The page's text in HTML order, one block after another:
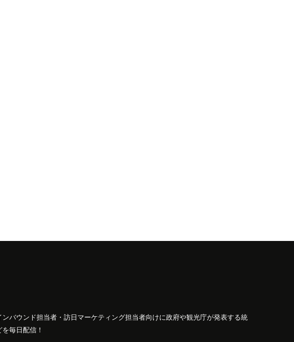
バウンド担当者・訪日マーケティング担当者向けに政府や観光庁が発表する統
毎日配信！